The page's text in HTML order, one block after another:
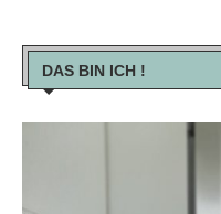
DAS BIN ICH !